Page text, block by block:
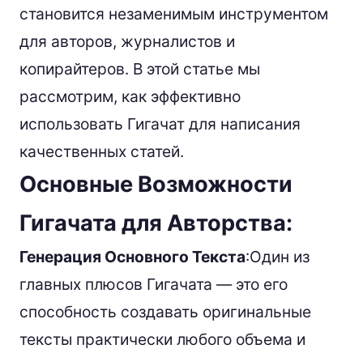
становится незаменимым инструментом
для авторов, журналистов и
копирайтеров. В этой статье мы
рассмотрим, как эффективно
использовать Гигачат для написания
качественных статей.
Основные Возможности
Гигачата для Авторства:
Генерация Основного Текста:Один из
главных плюсов Гигачата — это его
способность создавать оригинальные
тексты практически любого объема и